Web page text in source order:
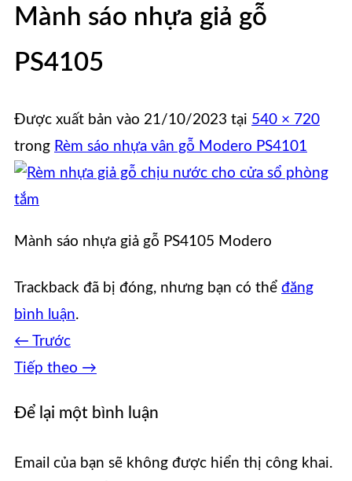
Mành sáo nhựa giả gỗ
PS4105
Được xuất bản vào 21/10/2023 tại 540 × 720
trong Rèm sáo nhựa vân gỗ Modero PS4101
Mành sáo nhựa giả gỗ PS4105 Modero
Trackback đã bị đóng, nhưng bạn có thể đăng
bình luận.
← Trước
Tiếp theo →
Để lại một bình luận
Email của bạn sẽ không được hiển thị công khai.